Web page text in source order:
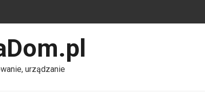
do domu
dla wydajności silnika?
urządzanie